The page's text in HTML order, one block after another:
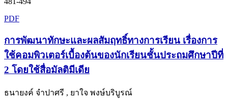
PDF
การพัฒนาทักษะและผลสัมฤทธิ์ทางการเรียน เรื่องการ
ใช้คอมพิวเตอร์เบื้องต้นของนักเรียนชั้นประถมศึกษาปีที่
2 โดยใช้สื่อมัลติมีเดีย
ธนายงค์ จำปาศรี , ยาใจ พงษ์บริบูรณ์